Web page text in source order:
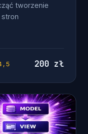
tworzenie
200 zł